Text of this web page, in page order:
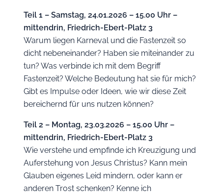
Teil 1 – Samstag, 24.01.2026 – 15.00 Uhr –
mittendrin, Friedrich-Ebert-Platz 3
Warum liegen Karneval und die Fastenzeit so
dicht nebeneinander? Haben sie miteinander zu
tun? Was verbinde ich mit dem Begriff
Fastenzeit? Welche Bedeutung hat sie für mich?
Gibt es Impulse oder Ideen, wie wir diese Zeit
bereichernd für uns nutzen können?
Teil 2 – Montag, 23.03.2026 – 15.00 Uhr –
mittendrin, Friedrich-Ebert-Platz 3
Wie verstehe und empfinde ich Kreuzigung und
Auferstehung von Jesus Christus? Kann mein
Glauben eigenes Leid mindern, oder kann er
anderen Trost schenken? Kenne ich